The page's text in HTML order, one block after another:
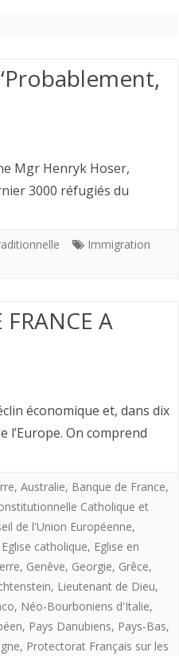
Mgr Henryk Hoser,
3000 réfugiés du
Immigration
A
économique et, dans dix
l’Europe. On comprend
, Australie, Banque de France,
Catholique et
de l'Union Européenne,
Eglise catholique, Eglise en
, Genêve, Georgie, Grêce,
, Lieutenant de Dieu,
, Néo-Bourboniens d'Italie,
, Pays Danubiens, Pays-Bas,
, Protectorat Français sur les